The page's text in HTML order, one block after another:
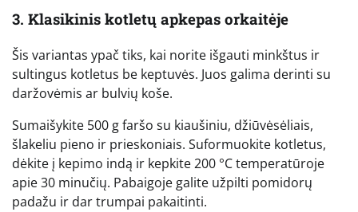
3. Klasikinis kotletų apkepas orkaitėje
Šis variantas ypač tiks, kai norite išgauti minkštus ir
sultingus kotletus be keptuvės. Juos galima derinti su
daržovėmis ar bulvių koše.
Sumaišykite 500 g faršo su kiaušiniu, džiūvėsėliais,
šlakeliu pieno ir prieskoniais. Suformuokite kotletus,
dėkite į kepimo indą ir kepkite 200 °C temperatūroje
apie 30 minučių. Pabaigoje galite užpilti pomidorų
padažu ir dar trumpai pakaitinti.